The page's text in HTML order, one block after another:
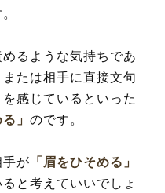
めるような気持ちであ
たは相手に直接文句
感じているといった
る」のです。
が 「眉をひそめる」
と考えていいでしょ